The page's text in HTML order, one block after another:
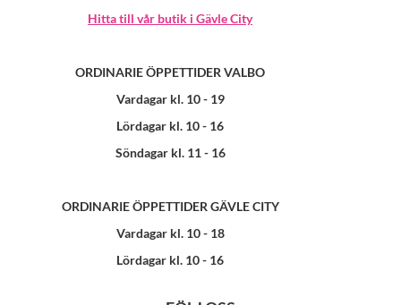
Hitta till vår butik i Gävle City
ORDINARIE ÖPPETTIDER VALBO
Vardagar kl. 10 - 19
Lördagar kl. 10 - 16
Söndagar kl. 11 - 16
ORDINARIE ÖPPETTIDER GÄVLE CITY
Vardagar kl. 10 - 18
Lördagar kl. 10 - 16